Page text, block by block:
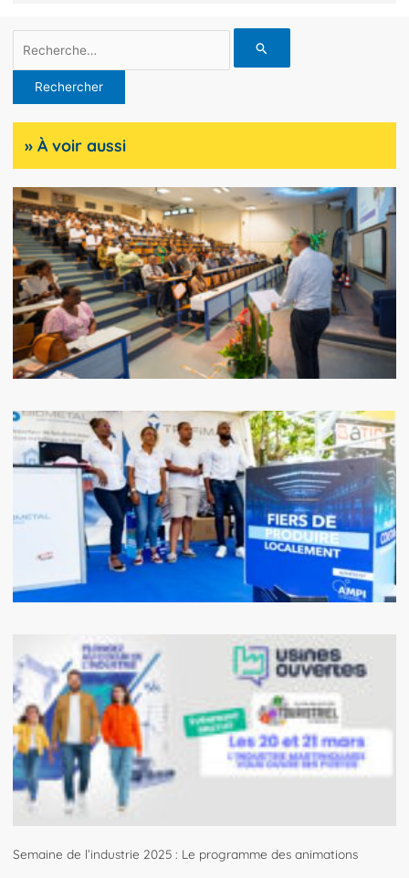
» À voir aussi
Semaine de l’industrie 2025 : Le programme des animations